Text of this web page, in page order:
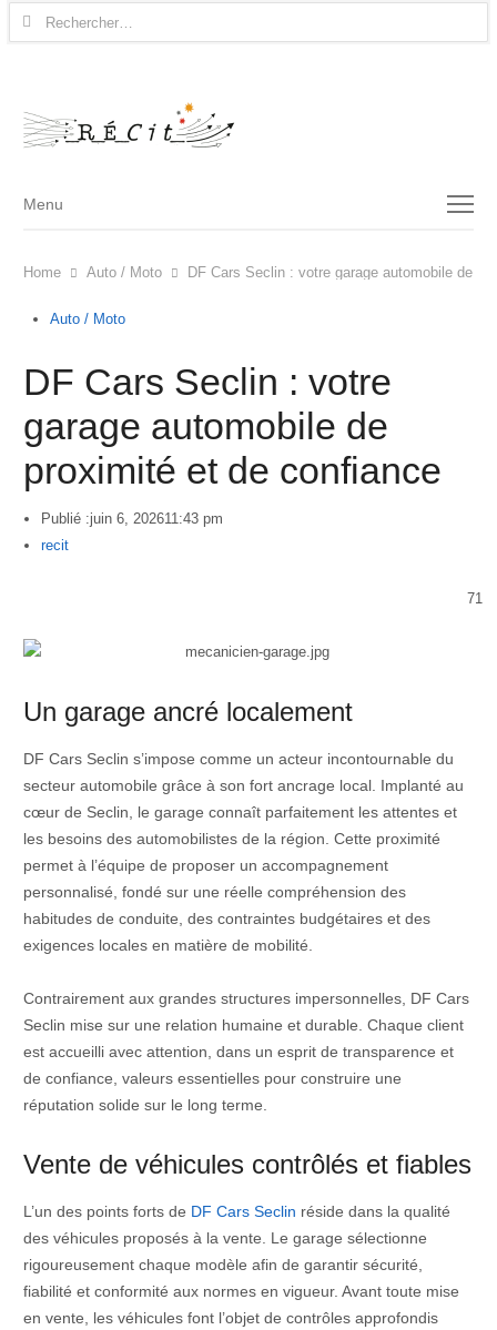
Rechercher :
Menu
Menu
Home Auto / Moto DF Cars Seclin : votre garage automobile de
Auto / Moto
DF Cars Seclin : votre
garage automobile de
proximité et de confiance
Publié :juin 6, 202611:43 pm
Author
recit
71
Un garage ancré localement
DF Cars Seclin s’impose comme un acteur incontournable du
secteur automobile grâce à son fort ancrage local. Implanté au
cœur de Seclin, le garage connaît parfaitement les attentes et
les besoins des automobilistes de la région. Cette proximité
permet à l’équipe de proposer un accompagnement
personnalisé, fondé sur une réelle compréhension des
habitudes de conduite, des contraintes budgétaires et des
exigences locales en matière de mobilité.
Contrairement aux grandes structures impersonnelles, DF Cars
Seclin mise sur une relation humaine et durable. Chaque client
est accueilli avec attention, dans un esprit de transparence et
de confiance, valeurs essentielles pour construire une
réputation solide sur le long terme.
Vente de véhicules contrôlés et fiables
L’un des points forts de DF Cars Seclin réside dans la qualité
des véhicules proposés à la vente. Le garage sélectionne
rigoureusement chaque modèle afin de garantir sécurité,
fiabilité et conformité aux normes en vigueur. Avant toute mise
en vente, les véhicules font l’objet de contrôles approfondis